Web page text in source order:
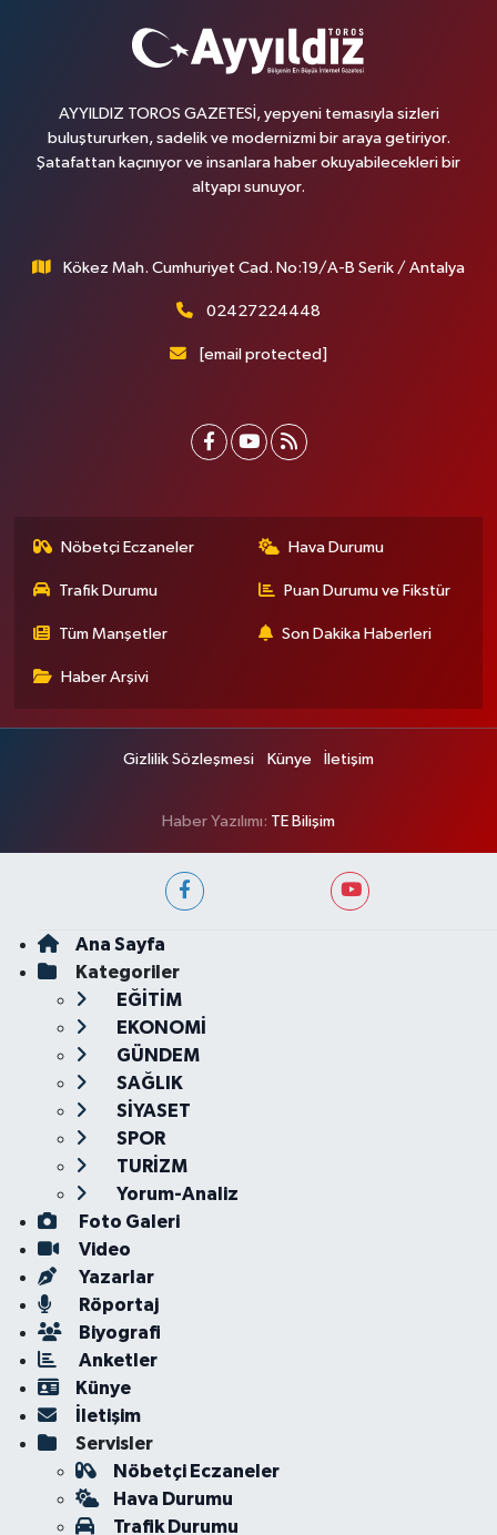
AYYILDIZ TOROS GAZETESİ, yepyeni temasıyla sizleri
buluştururken, sadelik ve modernizmi bir araya getiriyor.
Şatafattan kaçınıyor ve insanlara haber okuyabilecekleri bir
altyapı sunuyor.
Kökez Mah. Cumhuriyet Cad. No:19/A-B Serik / Antalya
02427224448
[email protected]
Nöbetçi Eczaneler Hava Durumu
Trafik Durumu Puan Durumu ve Fikstür
Tüm Manşetler Son Dakika Haberleri
Haber Arşivi
Gizlilik Sözleşmesi Künye İletişim
Haber Yazılımı: TE Bilişim
Ana Sayfa
Kategoriler
EĞİTİM
EKONOMİ
GÜNDEM
SAĞLIK
SİYASET
SPOR
TURİZM
Yorum-Analiz
Foto Galeri
Video
Yazarlar
Röportaj
Biyografi
Anketler
Künye
İletişim
Servisler
Nöbetçi Eczaneler
Hava Durumu
Trafik Durumu